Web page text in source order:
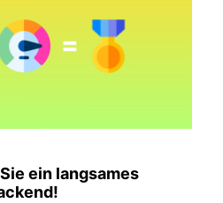
ein langsames